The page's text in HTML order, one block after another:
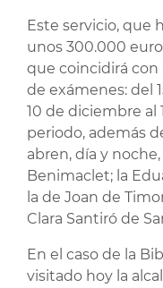
Este servicio, que
unos 300.000
que coincidirá con
de exámenes: del
10 de diciembre al
periodo, además
abren, día y
Benimaclet; la
la de Joan de
Clara Santiró de
En el caso de la
visitado hoy la